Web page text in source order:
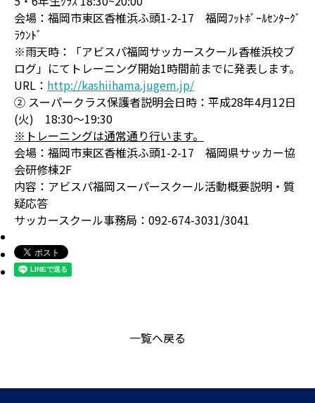
会場：福岡市東区香椎浜ふ頭1-2-17 福岡ﾌｯﾄﾎﾞｰﾙｾﾝﾀｰｸﾞ
ﾗｳﾝﾄﾞ
※雨天時：「アビスパ福岡サッカースクール香椎浜校ブ
ログ」にてトレーニング開始1時間前までに発表します。
URL： http://kashiihama.jugem.jp/
② スーパークラス保護者説明会日時：平成28年4月12日
(火) 18:30～19:30
※トレーニングは通常通り行います。
会場：福岡市東区香椎浜ふ頭1-2-17 福岡県サッカー協
会研修棟2F
内容：アビスパ福岡スーパースクール活動概要説明・質
疑応答
サッカースクール事務局：092-674-3031/3041
一覧へ戻る